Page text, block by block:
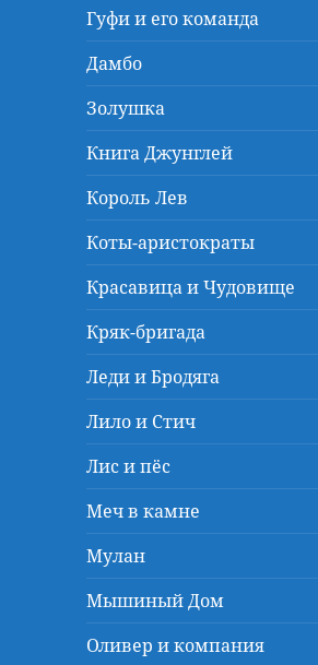
Гуфи и его команда
Дамбо
Золушка
Книга Джунглей
Король Лев
Коты-аристократы
Красавица и Чудовище
Кряк-бригада
Леди и Бродяга
Лило и Стич
Лис и пёс
Меч в камне
Мулан
Мышиный Дом
Оливер и компания